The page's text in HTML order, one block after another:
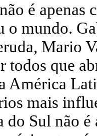
é apenas
o mundo.
Mario
todos que
América
mais
Sul não é